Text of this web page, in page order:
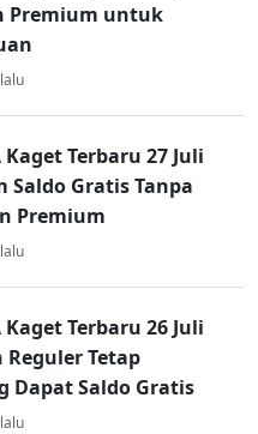
Premium untuk
Terbaru 27 Juli
Saldo Gratis Tanpa
Premium
Terbaru 26 Juli
Reguler Tetap
Dapat Saldo Gratis